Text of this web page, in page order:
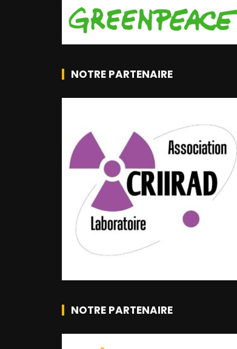
NOTRE PARTENAIRE
NOTRE PARTENAIRE